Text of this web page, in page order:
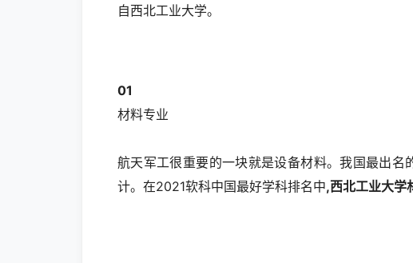
自西北工业大学。
01
材料专业
航天军工很重要的一块就是设备材料。我国最出
计。在2021软科中国最好学科排名中,西北工业大学